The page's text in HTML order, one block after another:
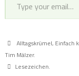
Alltagskrümel, Einfach
Tim Mälzer.
Lesezeichen.